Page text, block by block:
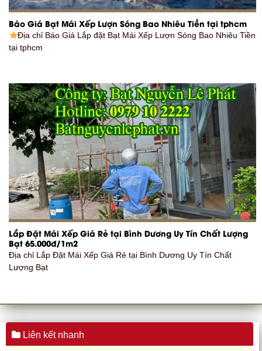
Báo Giá Bạt Mái Xếp Lượn Sóng Bao Nhiêu Tiền tại tphcm
Địa chỉ Báo Giá Lắp đặt Bạt Mái Xếp Lượn Sóng Bao Nhiêu Tiền
tại tphcm
Lắp Đặt Mái Xếp Giá Rẻ tại Bình Dương Uy Tín Chất Lượng
Bạt 65.000đ/1m2
Địa chỉ Lắp Đặt Mái Xếp Giá Rẻ tại Bình Dương Uy Tín Chất
Lượng Bạt
Liên kết nhanh